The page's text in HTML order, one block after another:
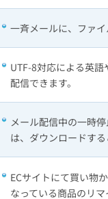
一斉メールに、ファイ
UTF-8対応による英
配信できます。
メール配信中の一時
は、ダウンロードする
ECサイトにて買い物
なっている商品のリ